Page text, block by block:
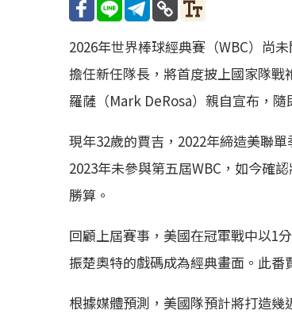
2026年世界棒球經典賽（WBC）尚
擔任新任隊長，將首度披上國家隊
羅薩（Mark DeRosa）親自宣布，
現年32歲的賈吉，2022年締造美聯
2023年未參與第五屆WBC，如今確
勝算。
回顧上屆賽事，美國在冠軍戰中以1
振楚奧特的戲碼成為經典畫面。此番
根據媒體預測，美國隊預計將打造